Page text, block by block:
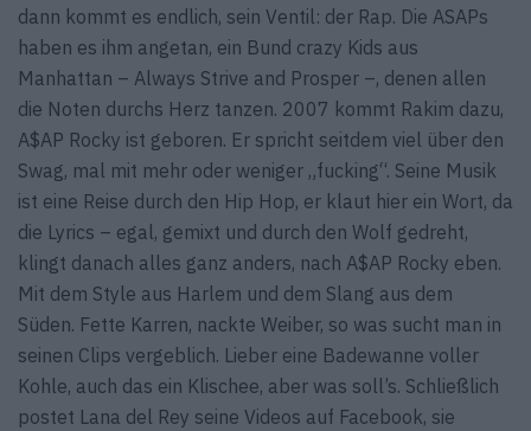
dann kommt es endlich, sein Ventil: der Rap. Die ASAPs
haben es ihm angetan, ein Bund crazy Kids aus
Manhattan – Always Strive and Prosper –, denen allen
die Noten durchs Herz tanzen. 2007 kommt Rakim dazu,
A$AP Rocky ist geboren. Er spricht seitdem viel über den
Swag, mal mit mehr oder weniger „fucking“. Seine Musik
ist eine Reise durch den Hip Hop, er klaut hier ein Wort, da
die Lyrics – egal, gemixt und durch den Wolf gedreht,
klingt danach alles ganz anders, nach A$AP Rocky eben.
Mit dem Style aus Harlem und dem Slang aus dem
Süden. Fette Karren, nackte Weiber, so was sucht man in
seinen Clips vergeblich. Lieber eine Badewanne voller
Kohle, auch das ein Klischee, aber was soll’s. Schließlich
postet Lana del Rey seine Videos auf Facebook, sie